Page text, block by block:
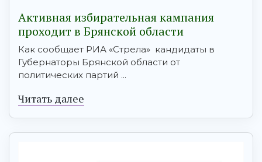
Активная избирательная кампания
проходит в Брянской области
Как сообщает РИА «Стрела» кандидаты в
Губернаторы Брянской области от
политических партий ...
Читать далее